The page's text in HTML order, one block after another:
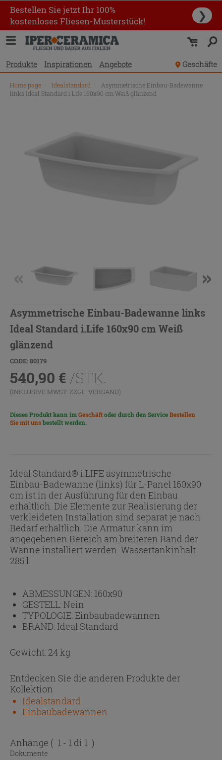
Bestellen Sie jetzt Ihr 100%
kostenloses Fliesen-Musterstück!
❯
Produkte Inspirationen Angebote Geschäfte
Home page Idealstandard
Asymmetrische Einbau-Badewanne
links Ideal Standard i.Life 160x90 cm Weiß glänzend
Asymmetrische Einbau-Badewanne links
Ideal Standard i.Life 160x90 cm Weiß
glänzend
CODE: 80179
540,90 € /STK.
(INKLUSIVE MWST. ZZGL. VERSAND)
Dieses Produkt kann imGeschäftoder durch den ServiceBestellen
Sie mit unsbestellt werden.
Ideal Standard® i.LIFE asymmetrische
Einbau-Badewanne (links) für L-Panel 160x90
cm ist in der Ausführung für den Einbau
erhältlich. Die Elemente zur Realisierung der
verkleideten Installation sind separat je nach
Bedarf erhältlich. Die Armatur kann im
angegebenen Bereich am breiteren Rand der
Wanne installiert werden. Wassertankinhalt
285 l.
ABMESSUNGEN: 160x90
GESTELL:Nein
TYPOLOGIE:Einbaubadewannen
BRAND: Ideal Standard
Gewicht: 24 kg
Entdecken Sie die anderen Produkte der
Kollektion
Idealstandard
Einbaubadewannen
Anhänge ( 1 - 1 di 1 )
Dokumente